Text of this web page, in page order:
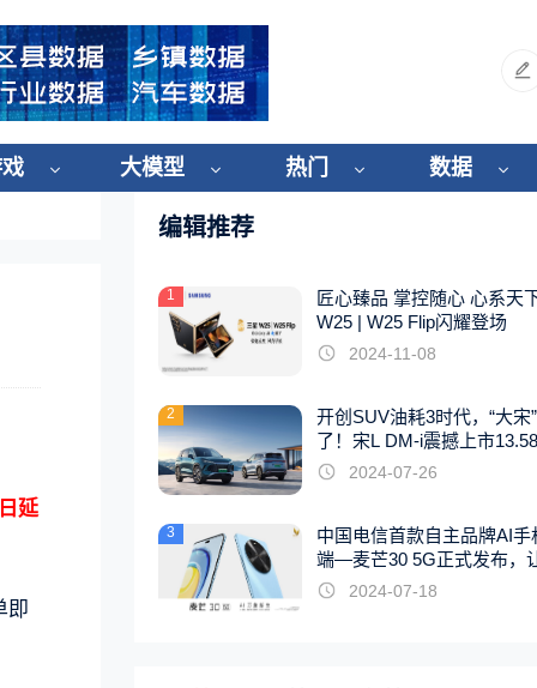
大模型 热门 数据
延
即
编辑推荐
1
匠心臻品 掌控随心 心系天
W25 | W25 Flip闪耀登场
2024-11-08
2
开创SUV油耗3时代，“大宋
了！宋L DM-i震撼上市
起
2024-07-26
3
中国电信首款自主品牌AI手
端—麦芒30 5G正式发布，
触手可及2024-07-18